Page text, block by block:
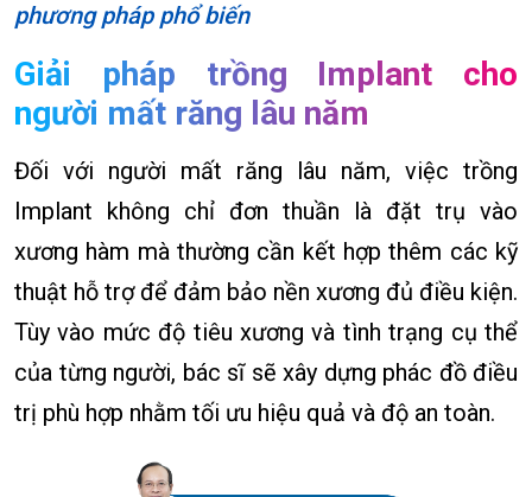
phương pháp phổ biến
Giải pháp trồng Implant cho
người mất răng lâu năm
Đối với người mất răng lâu năm, việc trồng
Implant không chỉ đơn thuần là đặt trụ vào
xương hàm mà thường cần kết hợp thêm các kỹ
thuật hỗ trợ để đảm bảo nền xương đủ điều kiện.
Tùy vào mức độ tiêu xương và tình trạng cụ thể
của từng người, bác sĩ sẽ xây dựng phác đồ điều
trị phù hợp nhằm tối ưu hiệu quả và độ an toàn.